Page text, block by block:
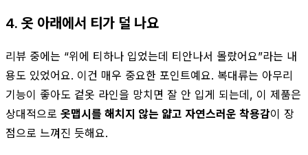
4. 옷 아래에서 티가 덜 나요
리뷰 중에는 “위에 티하나 입었는데 티안나서 몰랐어요”라는 내
용도 있었어요. 이건 매우 중요한 포인트예요. 복대류는 아무리
기능이 좋아도 겉옷 라인을 망치면 잘 안 입게 되는데, 이 제품은
상대적으로 옷맵시를 해치지 않는 얇고 자연스러운 착용감이 장
점으로 느껴진 듯해요.